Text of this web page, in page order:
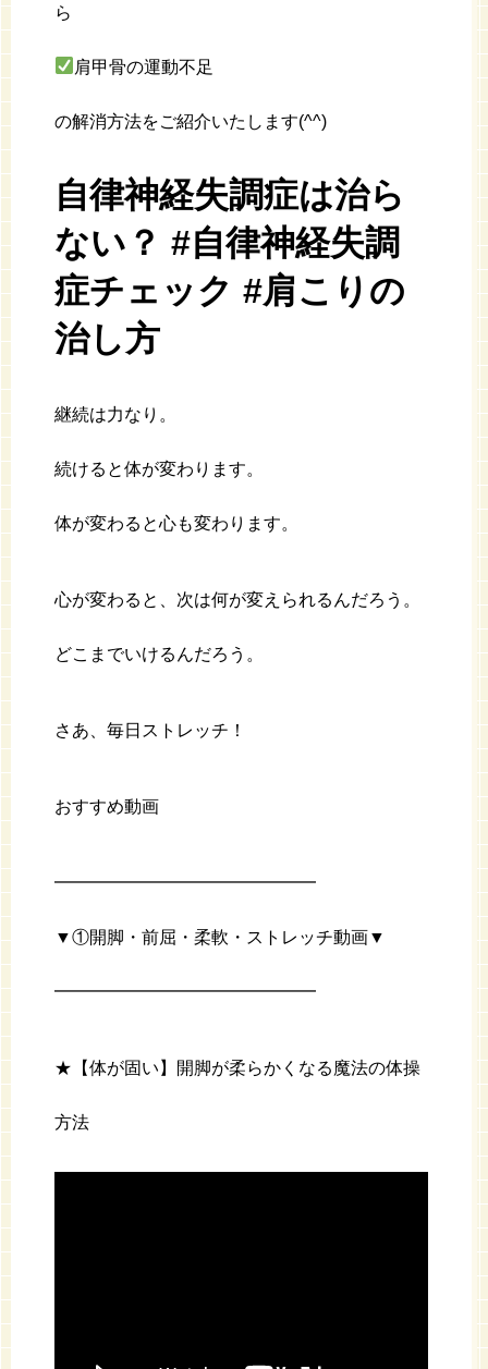
ら
肩甲骨の運動不足
の解消方法をご紹介いたします(^^)
自律神経失調症は治ら
ない？ #自律神経失調
症チェック #肩こりの
治し方
継続は力なり。
続けると体が変わります。
体が変わると心も変わります。
心が変わると、次は何が変えられるんだろう。
どこまでいけるんだろう。
さあ、毎日ストレッチ！
おすすめ動画
━━━━━━━━━━━━━━━
▼①開脚・前屈・柔軟・ストレッチ動画▼
━━━━━━━━━━━━━━━
★【体が固い】開脚が柔らかくなる魔法の体操
方法